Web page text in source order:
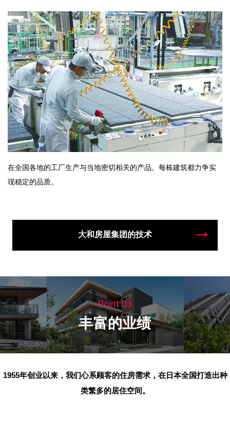
在全国各地的工厂生产与当地密切相关的产品。每栋建筑都力争实
现稳定的品质。
大和房屋集团的技术
Point 03
丰富的业绩
1955年创业以来，我们心系顾客的住房需求， 在日本全国打造出种
类繁多的居住空间。